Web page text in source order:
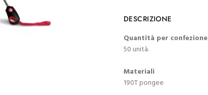
DESCRIZIONE
Quantità per confezione
50 unità.
Materiali
190T pongee